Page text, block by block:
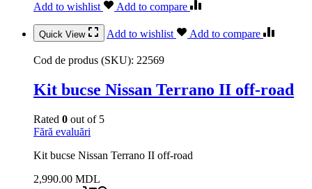
Add to wishlist
Add to compare
Quick View Add to wishlist Add to compare
Cod de produs (SKU): 22569
Kit bucse Nissan Terrano II off-road
Rated 0 out of 5
Fără evaluări
Kit bucse Nissan Terrano II off-road
2,990.00 MDL